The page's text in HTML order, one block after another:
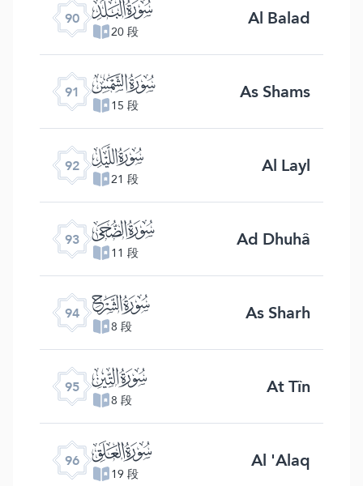
90 ﰇ
20 段 Al Balad
91 ﰈ
15 段 As Shams
92 ﰉ
21 段 Al Layl
93 ﰊ
11 段 Ad Dhuhâ
94 ﰋ
8 段 As Sharh
95 ﰌ
8 段 At Tîn
96 ﰍ
19 段 Al 'Alaq